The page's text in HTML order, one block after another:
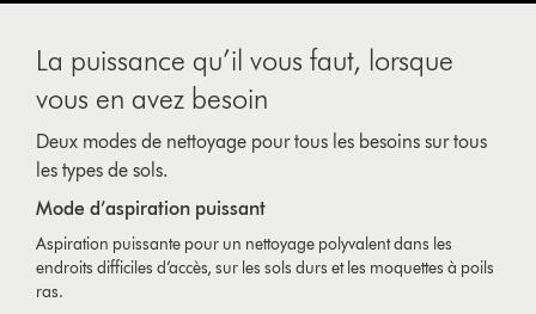
La puissance qu’il vous faut, lorsque
vous en avez besoin
Deux modes de nettoyage pour tous les besoins sur tous
les types de sols.
Mode d’aspiration puissant
Aspiration puissante pour un nettoyage polyvalent dans les
endroits difficiles d’accès, sur les sols durs et les moquettes à poils
ras.